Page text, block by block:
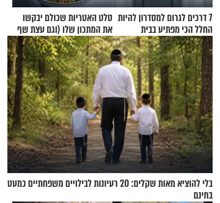
7 דרכים לגרום למסדרון להיות
החלל הכי מפתיע בבית
סלט האטריות שכולם יבקשו
את המתכון שלו (וגם עצת שף
להגשת הרוטב)
בלי להוציא מאות שקלים: 20 רעיונות לבילויים משפחתיים כמעט
בחינם